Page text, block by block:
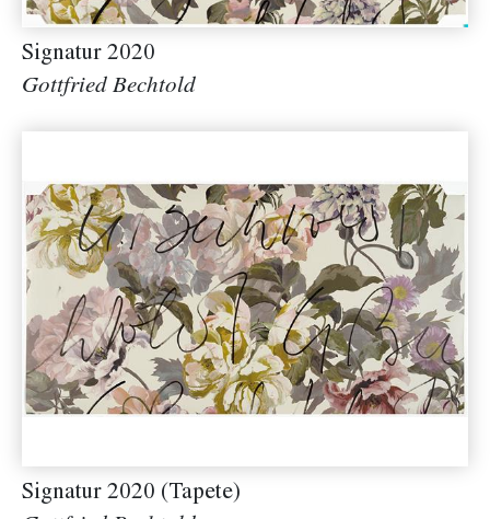
Signatur 2020
Gottfried Bechtold
Signatur 2020 (Tapete)